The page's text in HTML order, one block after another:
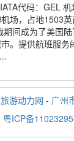
代码：GEL
场，占地1503
间成为了美国
。提供航班服
旅游动力网 - 广州
粤ICP备